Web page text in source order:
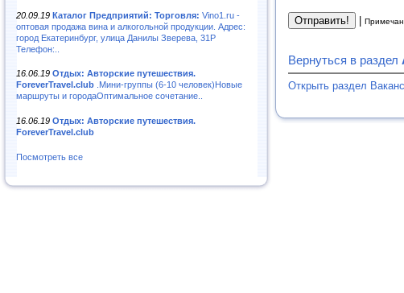
20.09.19 Каталог Предприятий: Торговля: Vino1.ru -
оптовая продажа вина и алкогольной продукции. Адрес:
город Екатеринбург, улица Данилы Зверева, 31Р
Телефон:..
16.06.19 Отдых: Авторские путешествия.
ForeverTravel.club .Мини-группы (6-10 человек)Новые
маршруты и городаОптимальное сочетание..
16.06.19 Отдых: Авторские путешествия.
ForeverTravel.club
Посмотреть все
Вернуться в раздел
Открыть раздел